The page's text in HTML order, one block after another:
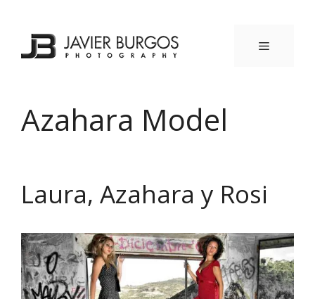
contenido
MENÚ
Azahara Model
Laura, Azahara y Rosi